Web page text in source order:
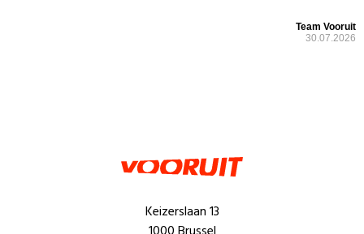
Team Vooruit
30.07.2026
Keizerslaan 13